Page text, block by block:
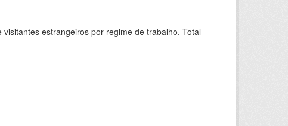
estrangeiros por regime de trabalho. Total